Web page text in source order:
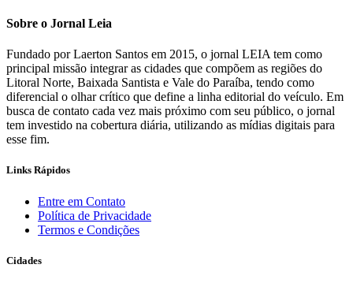
Sobre o Jornal Leia
Fundado por Laerton Santos em 2015, o jornal LEIA tem como
principal missão integrar as cidades que compõem as regiões do
Litoral Norte, Baixada Santista e Vale do Paraíba, tendo como
diferencial o olhar crítico que define a linha editorial do veículo. Em
busca de contato cada vez mais próximo com seu público, o jornal
tem investido na cobertura diária, utilizando as mídias digitais para
esse fim.
Links Rápidos
Entre em Contato
Política de Privacidade
Termos e Condições
Cidades